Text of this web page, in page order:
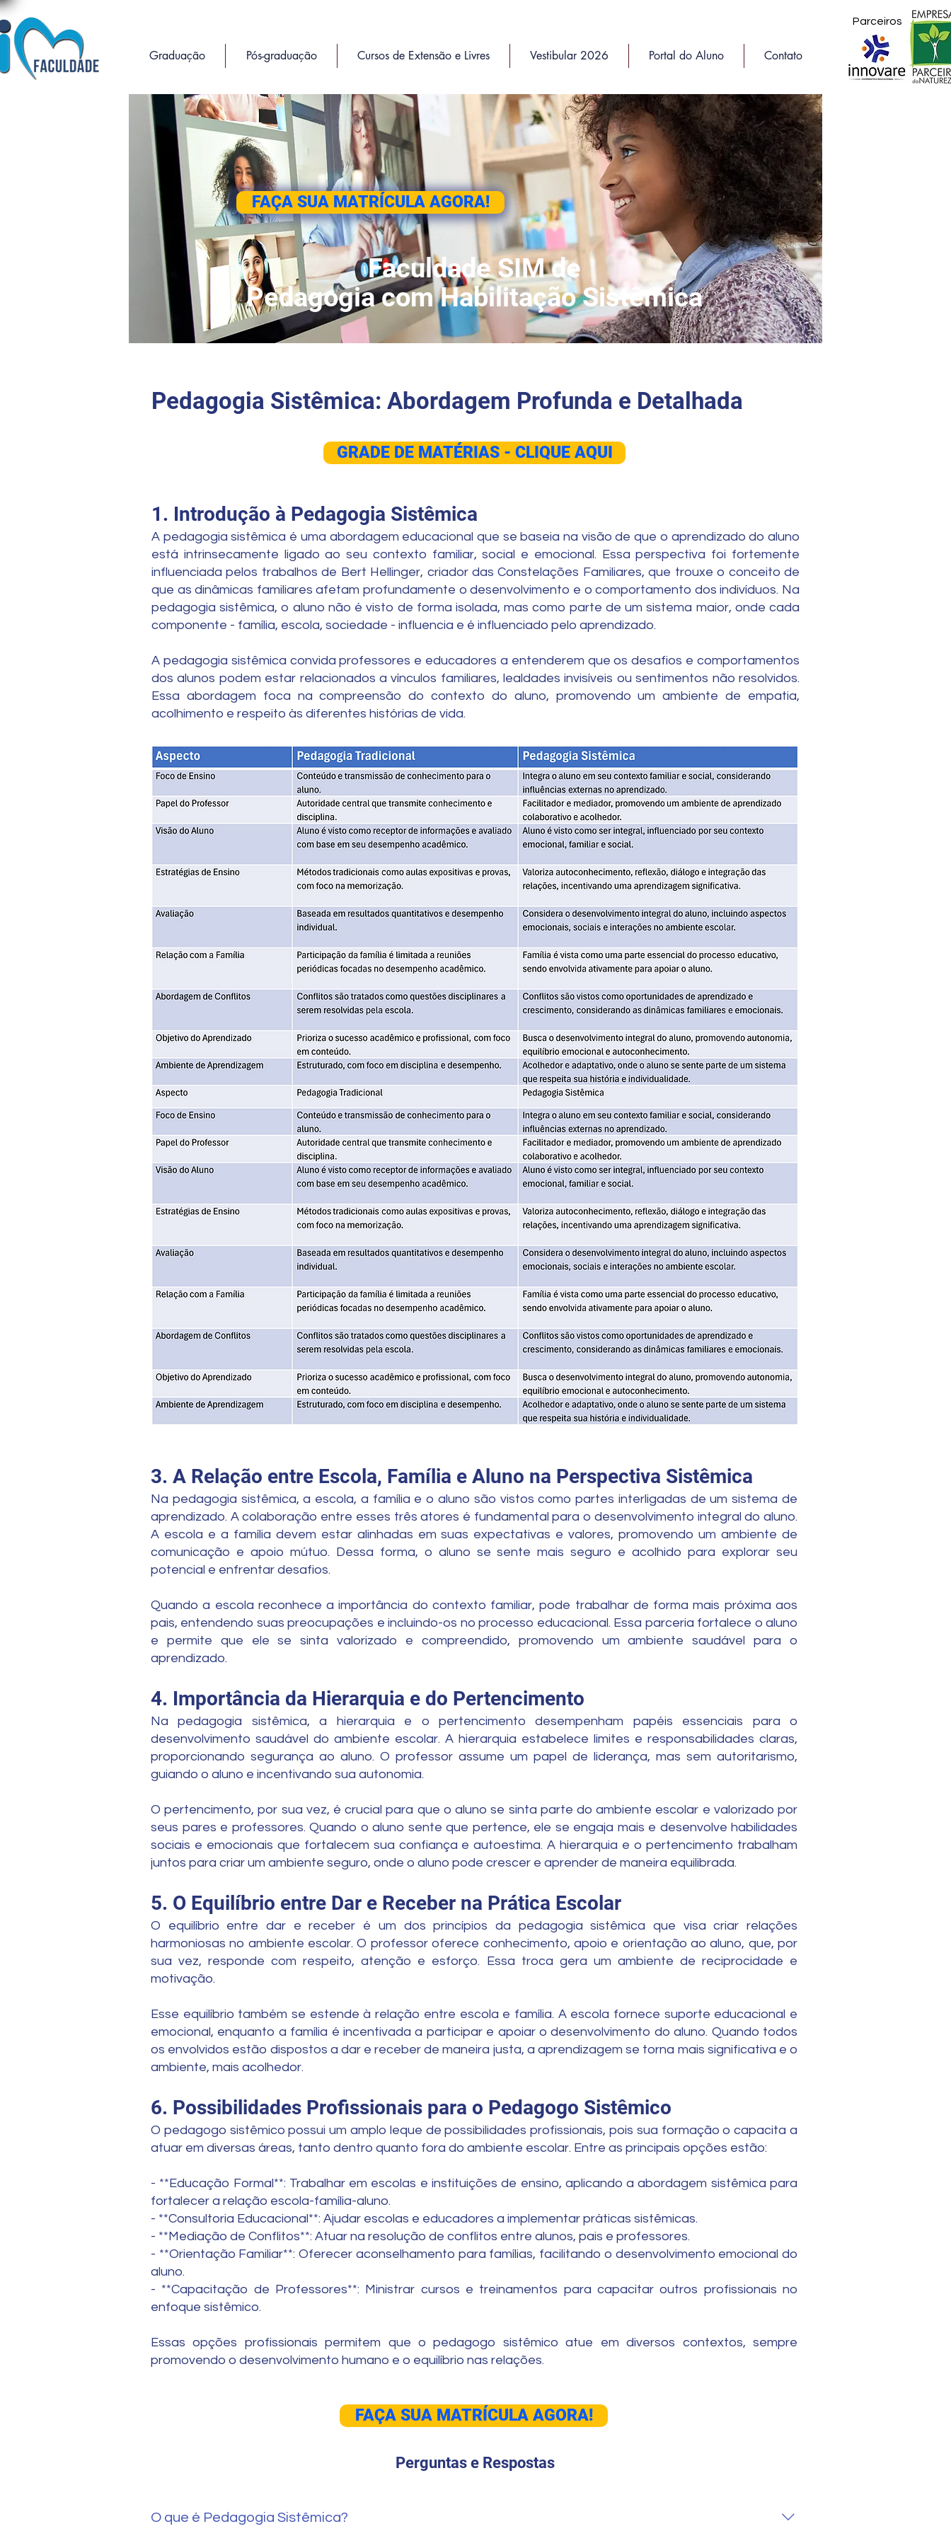
Graduação Pós-graduação Cursos de Extensão e Livres Vestibular 2026 Portal do Aluno Contato
Parceiros
FAÇA SUA MATRÍCULA AGORA!
Faculdade SIM de
Pedagogia com Habilitação Sistêmica
Pedagogia Sistêmica: Abordagem Profunda e Detalhada
1. Introdução à Pedagogia Sistêmica
A pedagogia sistêmica é uma abordagem educacional que se baseia na visão de que o aprendizado do aluno
está intrinsecamente ligado ao seu contexto familiar, social e emocional. Essa perspectiva foi fortemente
influenciada pelos trabalhos de Bert Hellinger, criador das Constelações Familiares, que trouxe o conceito de
que as dinâmicas familiares afetam profundamente o desenvolvimento e o comportamento dos indivíduos. Na
pedagogia sistêmica, o aluno não é visto de forma isolada, mas como parte de um sistema maior, onde cada
componente - família, escola, sociedade - influencia e é influenciado pelo aprendizado.
A pedagogia sistêmica convida professores e educadores a entenderem que os desafios e comportamentos
dos alunos podem estar relacionados a vínculos familiares, lealdades invisíveis ou sentimentos não resolvidos.
Essa abordagem foca na compreensão do contexto do aluno, promovendo um ambiente de empatia,
acolhimento e respeito às diferentes histórias de vida.
2. Comparação entre Pedagogia Tradicional e Pedagogia Sistêmica
3. A Relação entre Escola, Família e Aluno na Perspectiva Sistêmica
Na pedagogia sistêmica, a escola, a família e o aluno são vistos como partes interligadas de um sistema de
aprendizado. A colaboração entre esses três atores é fundamental para o desenvolvimento integral do aluno.
A escola e a família devem estar alinhadas em suas expectativas e valores, promovendo um ambiente de
comunicação e apoio mútuo. Dessa forma, o aluno se sente mais seguro e acolhido para explorar seu
potencial e enfrentar desafios.
Quando a escola reconhece a importância do contexto familiar, pode trabalhar de forma mais próxima aos
pais, entendendo suas preocupações e incluindo-os no processo educacional. Essa parceria fortalece o aluno
e permite que ele se sinta valorizado e compreendido, promovendo um ambiente saudável para o
aprendizado.
4. Importância da Hierarquia e do Pertencimento
Na pedagogia sistêmica, a hierarquia e o pertencimento desempenham papéis essenciais para o
desenvolvimento saudável do ambiente escolar. A hierarquia estabelece limites e responsabilidades claras,
proporcionando segurança ao aluno. O professor assume um papel de liderança, mas sem autoritarismo,
guiando o aluno e incentivando sua autonomia.
O pertencimento, por sua vez, é crucial para que o aluno se sinta parte do ambiente escolar e valorizado por
seus pares e professores. Quando o aluno sente que pertence, ele se engaja mais e desenvolve habilidades
sociais e emocionais que fortalecem sua confiança e autoestima. A hierarquia e o pertencimento trabalham
juntos para criar um ambiente seguro, onde o aluno pode crescer e aprender de maneira equilibrada.
5. O Equilíbrio entre Dar e Receber na Prática Escolar
O equilíbrio entre dar e receber é um dos princípios da pedagogia sistêmica que visa criar relações
harmoniosas no ambiente escolar. O professor oferece conhecimento, apoio e orientação ao aluno, que, por
sua vez, responde com respeito, atenção e esforço. Essa troca gera um ambiente de reciprocidade e
motivação.
Esse equilíbrio também se estende à relação entre escola e família. A escola fornece suporte educacional e
emocional, enquanto a família é incentivada a participar e apoiar o desenvolvimento do aluno. Quando todos
os envolvidos estão dispostos a dar e receber de maneira justa, a aprendizagem se torna mais significativa e o
ambiente, mais acolhedor.
6. Possibilidades Profissionais para o Pedagogo Sistêmico
O pedagogo sistêmico possui um amplo leque de possibilidades profissionais, pois sua formação o capacita a
atuar em diversas áreas, tanto dentro quanto fora do ambiente escolar. Entre as principais opções estão:
- **Educação Formal**: Trabalhar em escolas e instituições de ensino, aplicando a abordagem sistêmica para
fortalecer a relação escola-família-aluno.
- **Consultoria Educacional**: Ajudar escolas e educadores a implementar práticas sistêmicas.
- **Mediação de Conflitos**: Atuar na resolução de conflitos entre alunos, pais e professores.
- **Orientação Familiar**: Oferecer aconselhamento para famílias, facilitando o desenvolvimento emocional do
aluno.
- **Capacitação de Professores**: Ministrar cursos e treinamentos para capacitar outros profissionais no
enfoque sistêmico.
Essas opções profissionais permitem que o pedagogo sistêmico atue em diversos contextos, sempre
promovendo o desenvolvimento humano e o equilíbrio nas relações.
GRADE DE MATÉRIAS - CLIQUE AQUI
Perguntas e Respostas
O que é Pedagogia Sistêmica?
FAÇA SUA MATRÍCULA AGORA!